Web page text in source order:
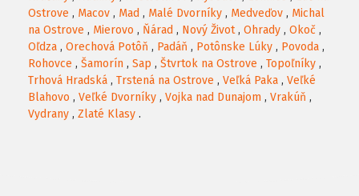
Ostrove , Macov , Mad , Malé Dvorníky , Medveďov , Michal
na Ostrove , Mierovo , Ňárad , Nový Život, Ohrady , Okoč ,
Oľdza , Orechová Potôň , Padáň , Potônske Lúky , Povoda ,
Rohovce , Šamorín , Sap , Štvrtok na Ostrove , Topoľníky ,
Trhová Hradská , Trstená na Ostrove , Veľká Paka , Veľké
Blahovo , Veľké Dvorníky , Vojka nad Dunajom , Vrakúň ,
Vydrany , Zlaté Klasy .